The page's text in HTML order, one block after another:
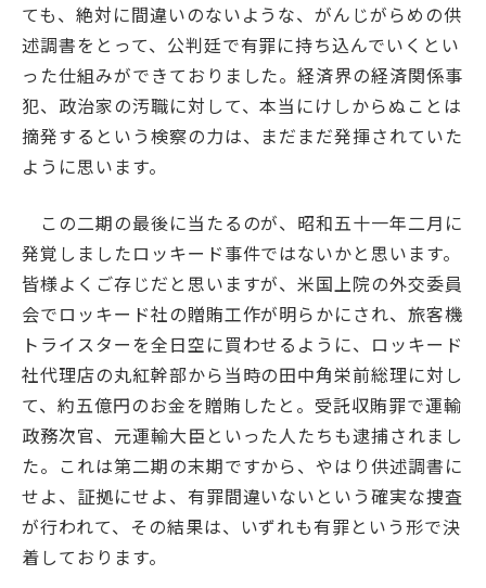
ても、絶対に間違いのないような、がんじがらめの供
述調書をとって、公判廷で有罪に持ち込んでいくとい
った仕組みができておりました。経済界の経済関係事
犯、政治家の汚職に対して、本当にけしからぬことは
摘発するという検察の力は、まだまだ発揮されていた
ように思います。
この二期の最後に当たるのが、昭和五十一年二月に
発覚しましたロッキード事件ではないかと思います。
皆様よくご存じだと思いますが、米国上院の外交委員
会でロッキード社の贈賄工作が明らかにされ、旅客機
トライスターを全日空に買わせるように、ロッキード
社代理店の丸紅幹部から当時の田中角栄前総理に対し
て、約五億円のお金を贈賄したと。受託収賄罪で運輸
政務次官、元運輸大臣といった人たちも逮捕されまし
た。これは第二期の末期ですから、やはり供述調書に
せよ、証拠にせよ、有罪間違いないという確実な捜査
が行われて、その結果は、いずれも有罪という形で決
着しております。